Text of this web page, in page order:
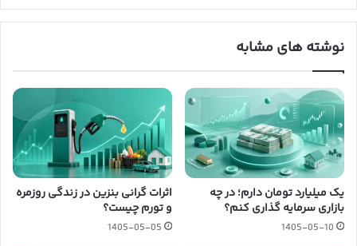
نوشته های مشابه
یک میلیارد تومان دارم؛ در چه
بازاری سرمایه گذاری کنم؟
1405-05-10
اثرات گرانی بنزین در زندگی روزمره
و تورم چیست؟
1405-05-05